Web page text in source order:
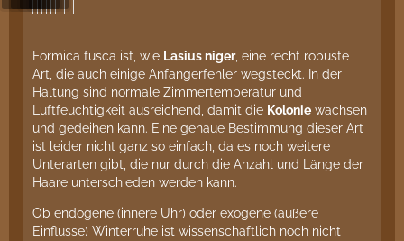
Formica fusca ist, wie Lasius niger, eine recht robuste
Art, die auch einige Anfängerfehler wegsteckt. In der
Haltung sind normale Zimmertemperatur und
Luftfeuchtigkeit ausreichend, damit die Kolonie wachsen
und gedeihen kann. Eine genaue Bestimmung dieser Art
ist leider nicht ganz so einfach, da es noch weitere
Unterarten gibt, die nur durch die Anzahl und Länge der
Haare unterschieden werden kann.
Ob endogene (innere Uhr) oder exogene (äußere
Einflüsse) Winterruhe ist wissenschaftlich noch nicht